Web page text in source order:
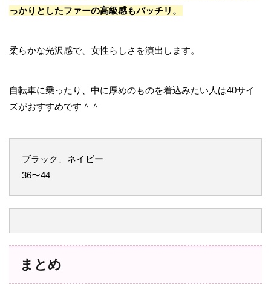
っかりとしたファーの高級感もバッチリ。
柔らかな光沢感で、女性らしさを演出します。
自転車に乗ったり、中に厚めのものを着込みたい人は40サイ
ズがおすすめです＾＾
ブラック、ネイビー
36〜44
まとめ